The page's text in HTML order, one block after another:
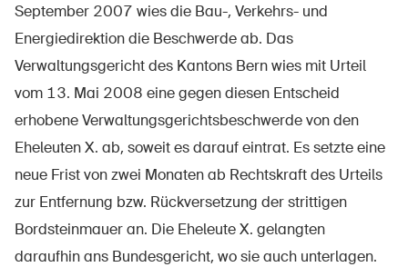
September 2007 wies die Bau-, Verkehrs- und
Energiedirektion die Beschwerde ab. Das
Verwaltungsgericht des Kantons Bern wies mit Urteil
vom 13. Mai 2008 eine gegen diesen Entscheid
erhobene Verwaltungsgerichtsbeschwerde von den
Eheleuten X. ab, soweit es darauf eintrat. Es setzte eine
neue Frist von zwei Monaten ab Rechtskraft des Urteils
zur Entfernung bzw. Rückversetzung der strittigen
Bordsteinmauer an. Die Eheleute X. gelangten
daraufhin ans Bundesgericht, wo sie auch unterlagen.